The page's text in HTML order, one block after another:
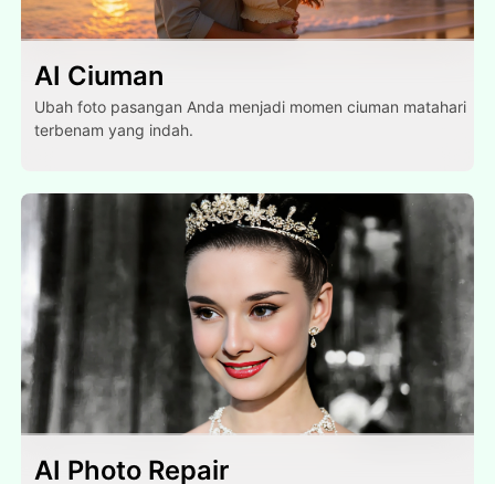
AI Ciuman
Ubah foto pasangan Anda menjadi momen ciuman matahari
terbenam yang indah.
AI Photo Repair